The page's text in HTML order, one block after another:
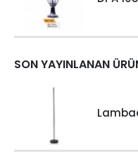
SON YAYINLANAN